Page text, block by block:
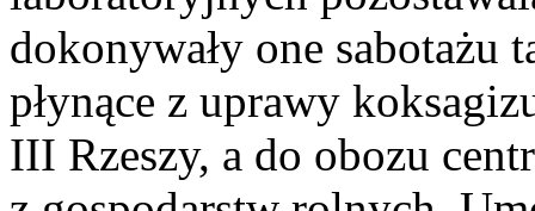
dokonywały one sabotażu
płynące z uprawy
III Rzeszy, a do obozu